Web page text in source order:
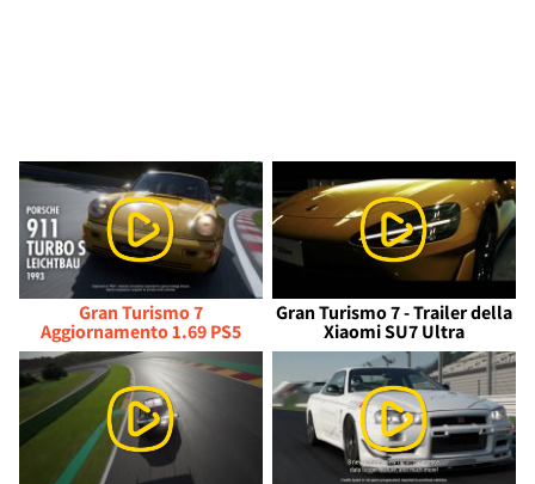
Gran Turismo 7
Aggiornamento 1.69 PS5
Gran Turismo 7 - Trailer della
Xiaomi SU7 Ultra